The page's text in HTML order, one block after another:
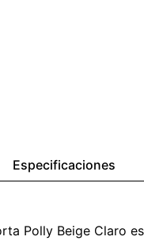
Especificaciones
Polly Beige Claro